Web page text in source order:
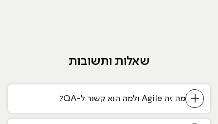
שאלות ותשובות
+ מה זה Agile ולמה הוא קשור ל-QA?